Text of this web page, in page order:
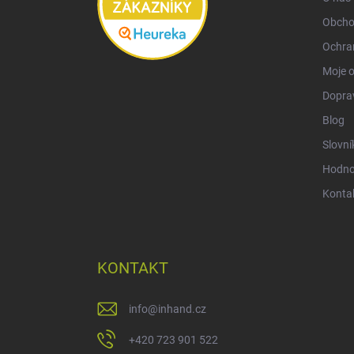
Moje
Blog
KONTAKT
info@inhand.cz
+420 723 901 522